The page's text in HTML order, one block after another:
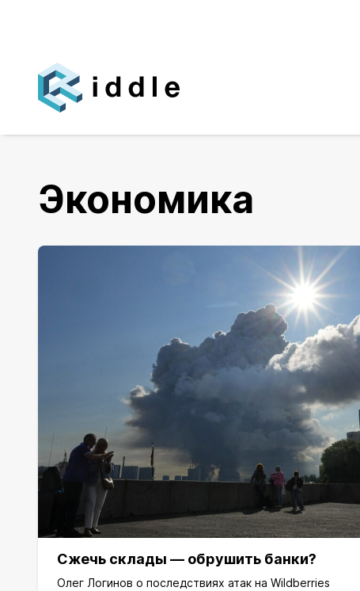
Экономика
Сжечь склады — обрушить банки?
Олег Логинов о последствиях атак на Wildberries